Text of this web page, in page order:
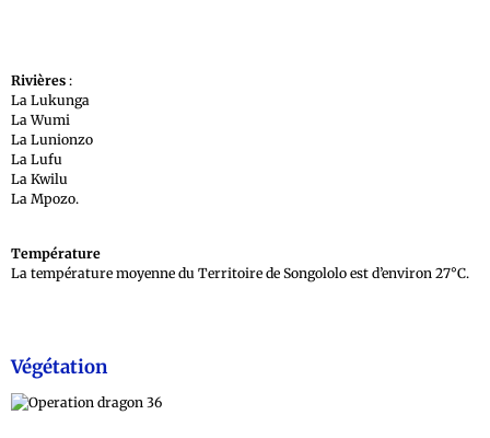
Rivières :
La Lukunga
La Wumi
La Lunionzo
La Lufu
La Kwilu
La Mpozo.
Température
La température moyenne du Territoire de Songololo est d’environ 27°C.
Végétation